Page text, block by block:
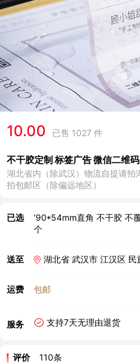
10.00 已售 1027 件
不干胶定制 标签广告 微信二维
湖北省内（除武汉）物流自提请
拍包邮区（除偏远地区）
已选
‘90*54mm直角 不干胶 不
个
送至 湖北省 武汉市 江汉区 民
运费 包邮
服务 支持7天无理由退货
评价 110条